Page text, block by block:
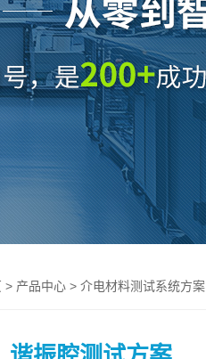
> 产品中心 > 介电材料测试系统方案